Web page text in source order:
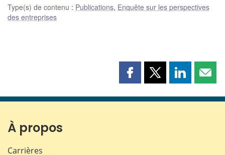
Type(s) de contenu : Publications, Enquête sur les perspectives
des entreprises
Partager
page
Partager
page
Partager
page page
À propos
Carrières